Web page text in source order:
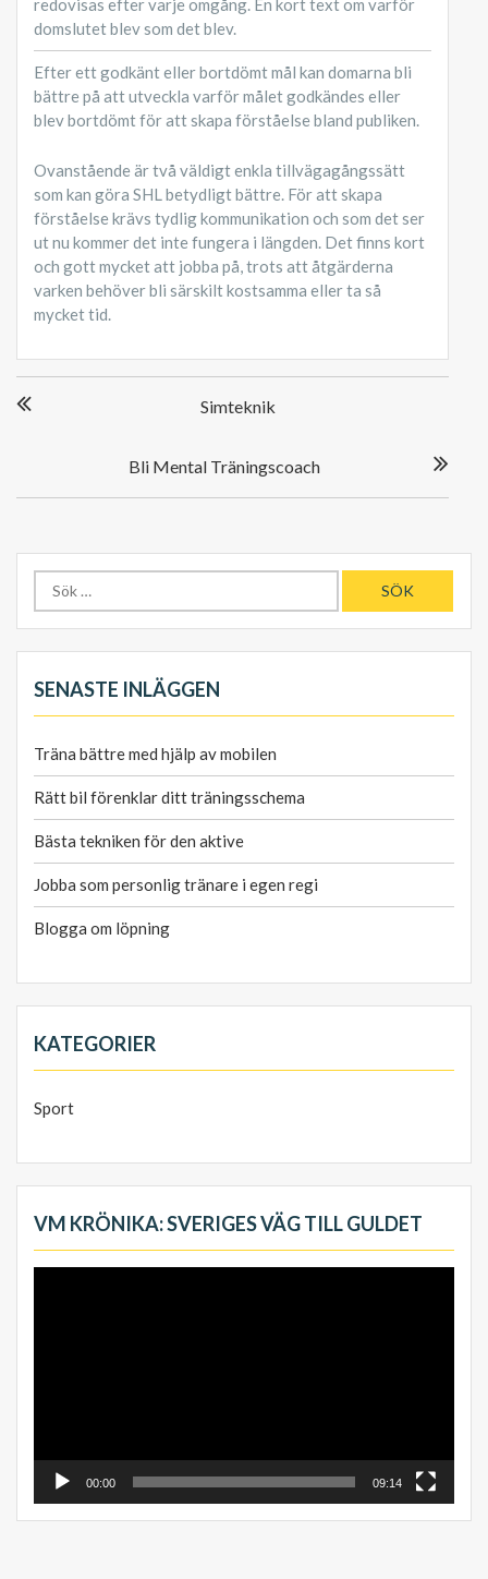
redovisas efter varje omgång. En kort text om varför
domslutet blev som det blev.
Efter ett godkänt eller bortdömt mål kan domarna bli
bättre på att utveckla varför målet godkändes eller
blev bortdömt för att skapa förståelse bland publiken.
Ovanstående är två väldigt enkla tillvägagångssätt
som kan göra SHL betydligt bättre. För att skapa
förståelse krävs tydlig kommunikation och som det ser
ut nu kommer det inte fungera i längden. Det finns kort
och gott mycket att jobba på, trots att åtgärderna
varken behöver bli särskilt kostsamma eller ta så
mycket tid.
Simteknik
Bli Mental Träningscoach
Sök
efter:
SENASTE INLÄGGEN
Träna bättre med hjälp av mobilen
Rätt bil förenklar ditt träningsschema
Bästa tekniken för den aktive
Jobba som personlig tränare i egen regi
Blogga om löpning
KATEGORIER
Sport
VM KRÖNIKA: SVERIGES VÄG TILL GULDET
00:00 09:14